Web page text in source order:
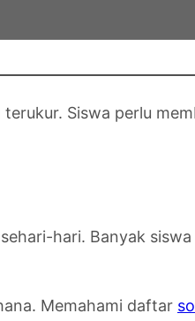
terukur. Siswa perlu
hari. Banyak siswa
Memahami daftar